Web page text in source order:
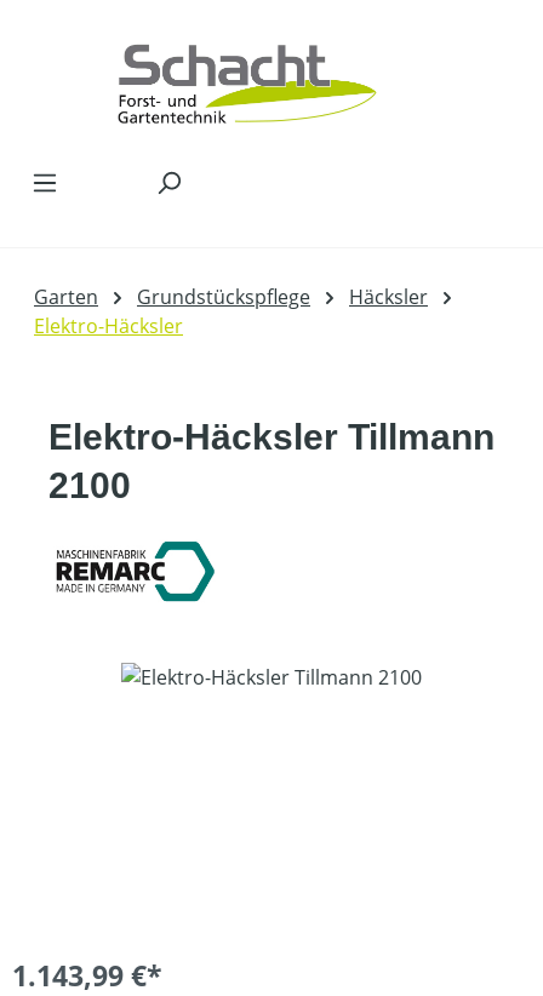
Garten Grundstückspflege
Häcksler
Elektro-Häcksler
Elektro-Häcksler Tillmann
2100
Bildergalerie überspringen
1.143,99 €*